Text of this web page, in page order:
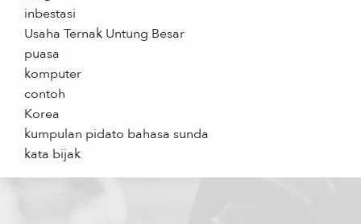
inbestasi
Usaha Ternak Untung Besar
puasa
komputer
contoh
Korea
kumpulan pidato bahasa sunda
kata bijak